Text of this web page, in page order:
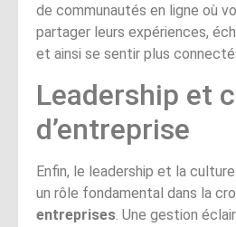
de communautés en ligne où
partager leurs expériences,
et ainsi se sentir plus
Leadership et
d’entreprise
Enfin, le leadership et la
un rôle fondamental dans la
entreprises. Une gestion